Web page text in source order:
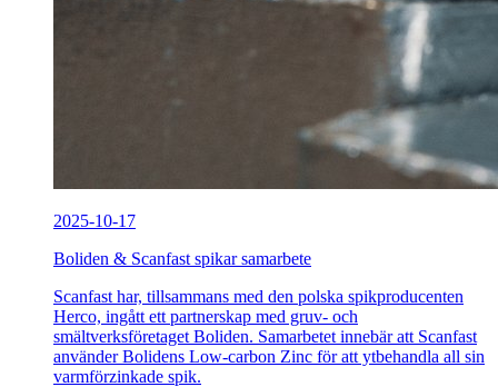
2025-10-17
Boliden & Scanfast spikar samarbete
Scanfast har, tillsammans med den polska spikproducenten
Herco, ingått ett partnerskap med gruv- och
smältverksföretaget Boliden. Samarbetet innebär att Scanfast
använder Bolidens Low-carbon Zinc för att ytbehandla all sin
varmförzinkade spik.